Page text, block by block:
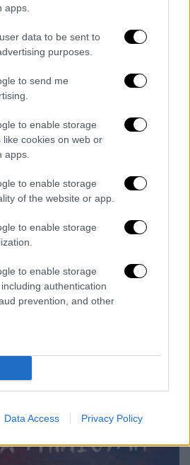
apps.
data to be sent to
purposes.
to send me
to enable storage
like cookies on web or
apps.
to enable storage
of the website or app.
to enable storage
to enable storage
authentication
prevention, and other
Data Access Privacy Policy
ούς αυτής της ζωής και
αίσθημα κατωτερότητας
υπάρχουν πια
αυτόν που δεν είναι
σου επιτίθεται σε
της υβριδικότητας.
ήταν αυτά που μου
τριτοβάθμια
άνοιξαν νέους
πολιτισμικών
πολιτισμικά
δύναμη και όχι έλλειμα.
προσπαθώ να μεταδώσω
περιπτώσεις